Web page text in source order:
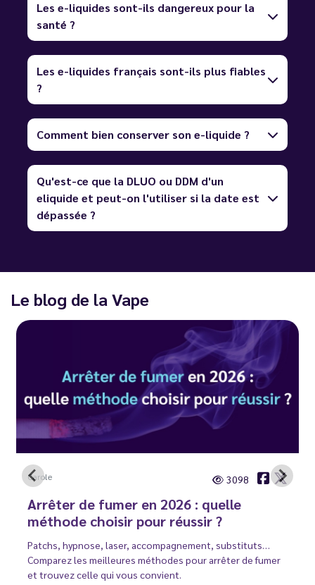
Les e-liquides sont-ils dangereux pour la
santé ?
Les e-liquides français sont-ils plus fiables
?
Comment bien conserver son e-liquide ?
Qu'est-ce que la DLUO ou DDM d'un
eliquide et peut-on l'utiliser si la date est
dépassée ?
Le blog de la Vape
Carole 3098
Arrêter de fumer en 2026 : quelle
méthode choisir pour réussir ?
Patchs, hypnose, laser, accompagnement, substituts…
Comparez les meilleures méthodes pour arrêter de fumer
et trouvez celle qui vous convient.